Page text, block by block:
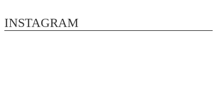
INSTAGRAM